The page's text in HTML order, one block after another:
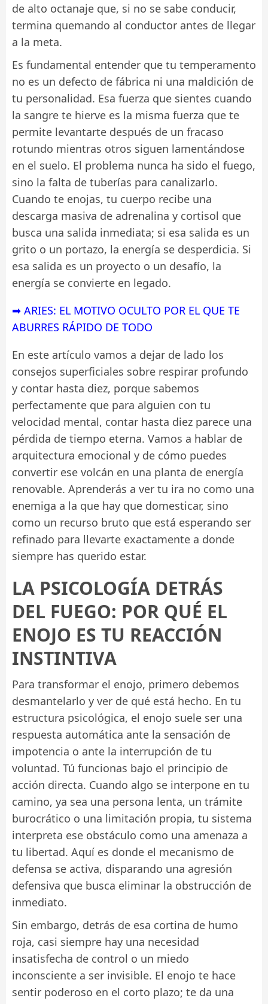
de alto octanaje que, si no se sabe conducir,
termina quemando al conductor antes de llegar
a la meta.
Es fundamental entender que tu temperamento
no es un defecto de fábrica ni una maldición de
tu personalidad. Esa fuerza que sientes cuando
la sangre te hierve es la misma fuerza que te
permite levantarte después de un fracaso
rotundo mientras otros siguen lamentándose
en el suelo. El problema nunca ha sido el fuego,
sino la falta de tuberías para canalizarlo.
Cuando te enojas, tu cuerpo recibe una
descarga masiva de adrenalina y cortisol que
busca una salida inmediata; si esa salida es un
grito o un portazo, la energía se desperdicia. Si
esa salida es un proyecto o un desafío, la
energía se convierte en legado.
➡ ARIES: EL MOTIVO OCULTO POR EL QUE TE
ABURRES RÁPIDO DE TODO
En este artículo vamos a dejar de lado los
consejos superficiales sobre respirar profundo
y contar hasta diez, porque sabemos
perfectamente que para alguien con tu
velocidad mental, contar hasta diez parece una
pérdida de tiempo eterna. Vamos a hablar de
arquitectura emocional y de cómo puedes
convertir ese volcán en una planta de energía
renovable. Aprenderás a ver tu ira no como una
enemiga a la que hay que domesticar, sino
como un recurso bruto que está esperando ser
refinado para llevarte exactamente a donde
siempre has querido estar.
LA PSICOLOGÍA DETRÁS
DEL FUEGO: POR QUÉ EL
ENOJO ES TU REACCIÓN
INSTINTIVA
Para transformar el enojo, primero debemos
desmantelarlo y ver de qué está hecho. En tu
estructura psicológica, el enojo suele ser una
respuesta automática ante la sensación de
impotencia o ante la interrupción de tu
voluntad. Tú funcionas bajo el principio de
acción directa. Cuando algo se interpone en tu
camino, ya sea una persona lenta, un trámite
burocrático o una limitación propia, tu sistema
interpreta ese obstáculo como una amenaza a
tu libertad. Aquí es donde el mecanismo de
defensa se activa, disparando una agresión
defensiva que busca eliminar la obstrucción de
inmediato.
Sin embargo, detrás de esa cortina de humo
roja, casi siempre hay una necesidad
insatisfecha de control o un miedo
inconsciente a ser invisible. El enojo te hace
sentir poderoso en el corto plazo; te da una